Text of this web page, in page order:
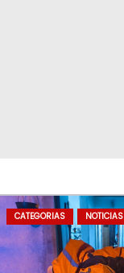
CATEGORIAS NOTICIAS